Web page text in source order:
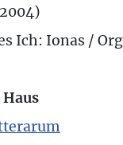
Ich: Ionas /